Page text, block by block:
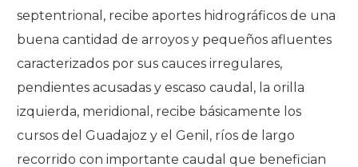
septentrional, recibe aportes hidrográficos de una
buena cantidad de arroyos y pequeños afluentes
caracterizados por sus cauces irregulares,
pendientes acusadas y escaso caudal, la orilla
izquierda, meridional, recibe básicamente los
cursos del Guadajoz y el Genil, ríos de largo
recorrido con importante caudal que benefician